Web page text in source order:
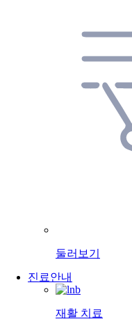
둘러보기
진료안내
재활 치료